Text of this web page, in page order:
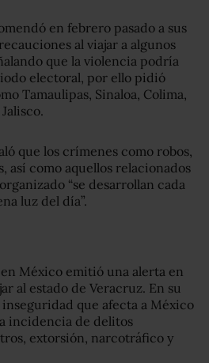
en febrero pasado a sus
al viajar a algunos
que la violencia podría
electoral, por ello pidió
Tamaulipas, Sinaloa, Colima,
que los crímenes como robos,
así como aquellos relacionados
“se desarrollan cada
luz del día”.
en México emitió una alerta en
al estado de Veracruz. En su
que afecta a México
incidencia de delitos
extorsión, narcotráfico y